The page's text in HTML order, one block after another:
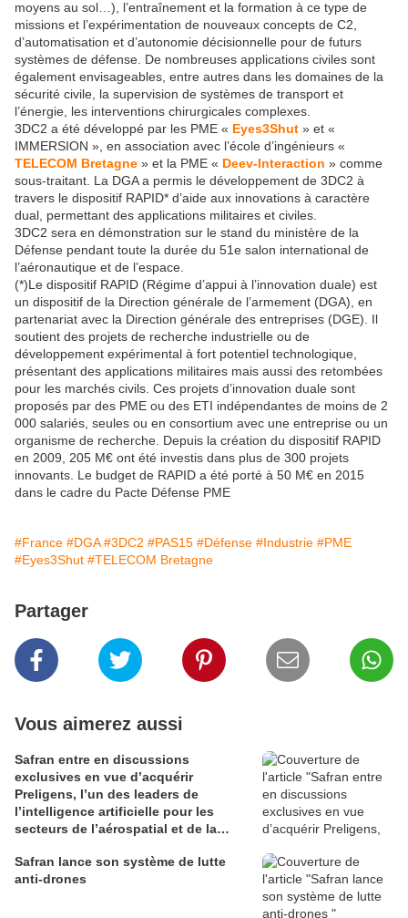
moyens au sol…), l’entraînement et la formation à ce type de
missions et l’expérimentation de nouveaux concepts de C2,
d’automatisation et d’autonomie décisionnelle pour de futurs
systèmes de défense. De nombreuses applications civiles sont
également envisageables, entre autres dans les domaines de la
sécurité civile, la supervision de systèmes de transport et
l’énergie, les interventions chirurgicales complexes.
3DC2 a été développé par les PME « Eyes3Shut » et «
IMMERSION », en association avec l’école d’ingénieurs «
TELECOM Bretagne » et la PME « Deev-Interaction » comme
sous-traitant. La DGA a permis le développement de 3DC2 à
travers le dispositif RAPID* d’aide aux innovations à caractère
dual, permettant des applications militaires et civiles.
3DC2 sera en démonstration sur le stand du ministère de la
Défense pendant toute la durée du 51e salon international de
l’aéronautique et de l’espace.
(*)Le dispositif RAPID (Régime d’appui à l’innovation duale) est
un dispositif de la Direction générale de l’armement (DGA), en
partenariat avec la Direction générale des entreprises (DGE). Il
soutient des projets de recherche industrielle ou de
développement expérimental à fort potentiel technologique,
présentant des applications militaires mais aussi des retombées
pour les marchés civils. Ces projets d’innovation duale sont
proposés par des PME ou des ETI indépendantes de moins de 2
000 salariés, seules ou en consortium avec une entreprise ou un
organisme de recherche. Depuis la création du dispositif RAPID
en 2009, 205 M€ ont été investis dans plus de 300 projets
innovants. Le budget de RAPID a été porté à 50 M€ en 2015
dans le cadre du Pacte Défense PME
#France #DGA #3DC2 #PAS15 #Défense #Industrie #PME
#Eyes3Shut #TELECOM Bretagne
Partager
Vous aimerez aussi
Safran entre en discussions
exclusives en vue d’acquérir
Preligens, l’un des leaders de
l’intelligence artificielle pour les
secteurs de l’aérospatial et de la
Safran lance son système de lutte
anti-drones